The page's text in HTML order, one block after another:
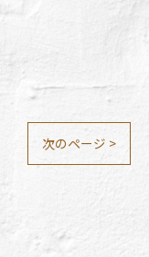
次のページ >